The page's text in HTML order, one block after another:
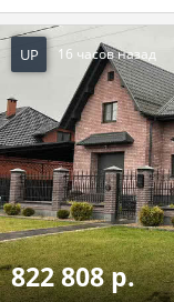
UP 16 часов назад
822 808 р.